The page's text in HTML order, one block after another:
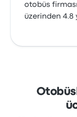
otobüs
üzerinden 4.8